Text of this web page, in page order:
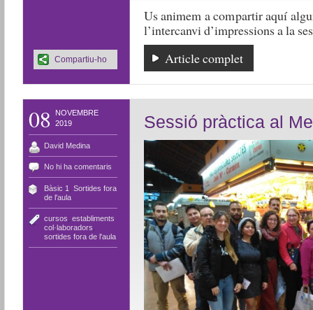
Us animem a compartir aquí
l’intercanvi d’impressions a la
Article complet
Compartiu-ho
08
NOVEMBRE
2019
David Medina
No hi ha comentaris
Bàsic 1
Sortides fora
de l'aula
cursos establiments
col·laboradors
sortides fora de l'aula
Sessió pràctica al